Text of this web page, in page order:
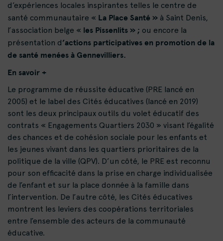
d’expériences locales inspirantes telles le centre de
santé communautaire « La Place Santé » à Saint Denis,
l’association belge « les Pissenlits » ; ou encore la
présentation d’actions participatives en promotion de la
de santé menées à Gennevilliers.
En savoir +
Le programme de réussite éducative (PRE lancé en
2005) et le label des Cités éducatives (lancé en 2019)
sont les deux principaux outils du volet éducatif des
contrats « Engagements Quartiers 2030 » visant l’égalité
des chances et de cohésion sociale pour les enfants et
les jeunes vivant dans les quartiers prioritaires de la
politique de la ville (QPV). D’un côté, le PRE est reconnu
pour son efficacité dans la prise en charge individualisée
de l’enfant et sur la place donnée à la famille dans
l’intervention. De l’autre côté, les Cités éducatives
montrent les leviers des coopérations territoriales
entre l’ensemble des acteurs de la communauté
éducative.